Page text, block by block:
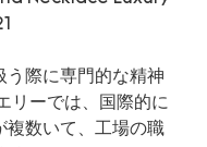
う際に専門的な精神
リーでは、国際的に
複数いて、工場の職